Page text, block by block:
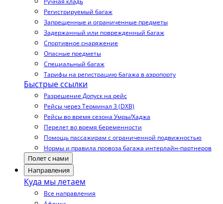
Регистрируемый багаж
Запрещенные и ограниченные предметы
Задержанный или поврежденный багаж
Спортивное снаряжение
Опасные предметы
Специальный багаж
Тарифы на регистрацию багажа в аэропорту
Быстрые ссылки
Разрешение Допуск на рейс
Рейсы через Терминал 3 (DXB)
Рейсы во время сезона Умры/Хаджа
Перелет во время беременности
Помощь пассажирам с ограниченной подвижностью
Нормы и правила провоза багажа интерлайн-партнеров
Полет с нами
Направления
Куда мы летаем
Все направления